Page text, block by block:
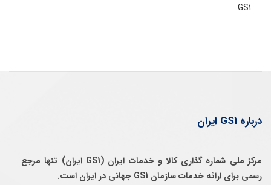
GS1
درباره GS1 ایران
مرکز ملی شماره گذاری کالا و خدمات ایران (GS1 ایران) تنها مرجع
رسمی برای ارائه خدمات سازمان GS1 جهانی در ایران است.